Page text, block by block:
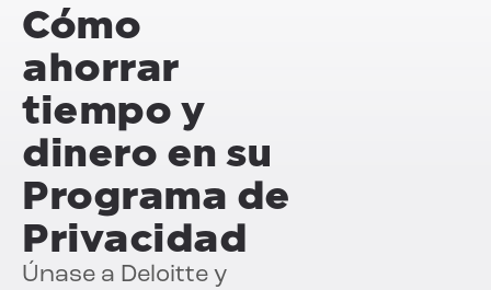
Cómo
ahorrar
tiempo y
dinero en su
Programa de
Privacidad
Únase a Deloitte y